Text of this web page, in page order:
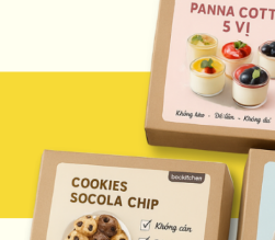
vừa an toàn, vừa dễ tổ
những buổi workshop
sẽ là gợi ý tuyệt vời.
mang lại niềm vui khi
sáng tạo, hoạt động làm
còn giúp trẻ rèn luyện
léo, khả năng tập trung
thần làm việc nhóm – tất
diễn ra trong không khí